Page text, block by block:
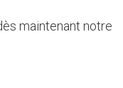
maintenant notre